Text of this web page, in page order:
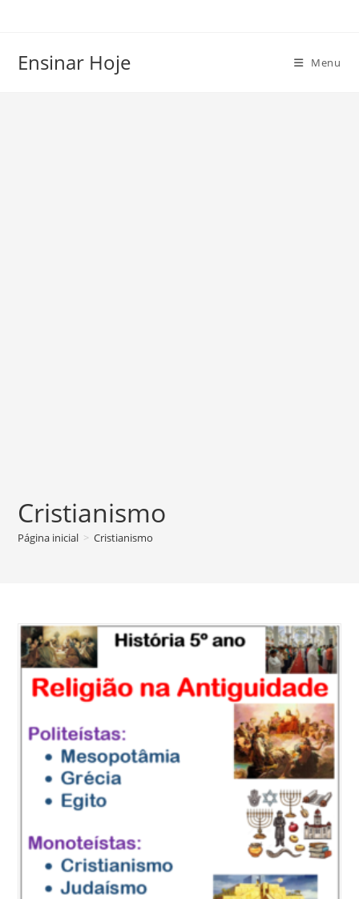
conteúdo
Ensinar Hoje Menu
Cristianismo
Página inicial > Cristianismo